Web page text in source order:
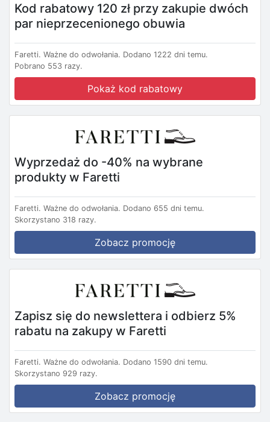
Kod rabatowy 120 zł przy zakupie dwóch
par nieprzecenionego obuwia
Faretti. Ważne do odwołania. Dodano 1222 dni temu.
Pobrano 553 razy.
Pokaż kod rabatowy
Wyprzedaż do -40% na wybrane
produkty w Faretti
Faretti. Ważne do odwołania. Dodano 655 dni temu.
Skorzystano 318 razy.
Zobacz promocję
Zapisz się do newslettera i odbierz 5%
rabatu na zakupy w Faretti
Faretti. Ważne do odwołania. Dodano 1590 dni temu.
Skorzystano 929 razy.
Zobacz promocję